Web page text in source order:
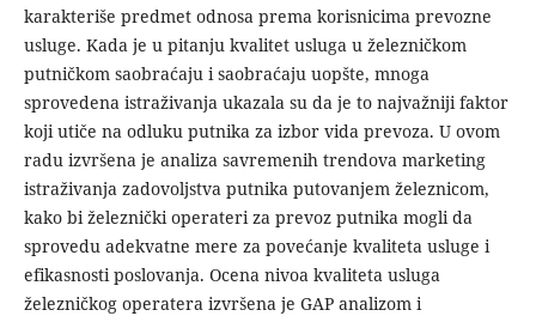
karakteriše predmet odnosa prema korisnicima prevozne
usluge. Kada je u pitanju kvalitet usluga u železničkom
putničkom saobraćaju i saobraćaju uopšte, mnoga
sprovedena istraživanja ukazala su da je to najvažniji faktor
koji utiče na odluku putnika za izbor vida prevoza. U ovom
radu izvršena je analiza savremenih trendova marketing
istraživanja zadovoljstva putnika putovanjem železnicom,
kako bi železnički operateri za prevoz putnika mogli da
sprovedu adekvatne mere za povećanje kvaliteta usluge i
efikasnosti poslovanja. Ocena nivoa kvaliteta usluga
železničkog operatera izvršena je GAP analizom i